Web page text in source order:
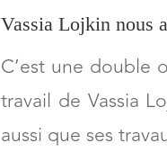
Vassia Lojkin nous
C’est une double
travail de Vassia
aussi que ses